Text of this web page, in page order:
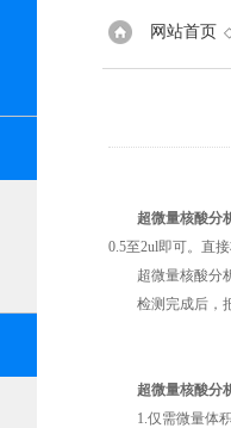
网站首页
超微量核酸分
0.5至2ul即可。直
超微量核酸分析
检测完成后，把
超微量核酸分
1.仅需微量体积